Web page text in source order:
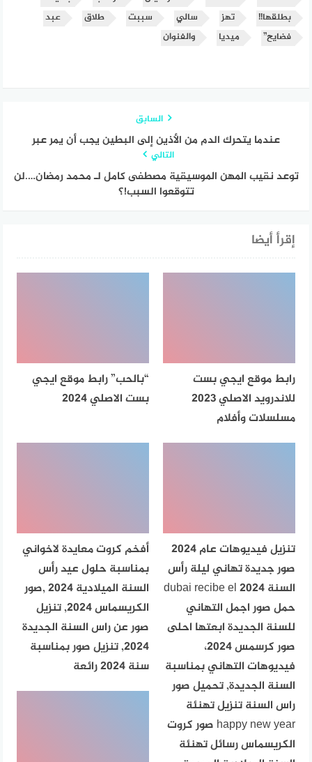
بطلقها!!
تهز سالي سببت طلاق
عبد
فضايح”
ميديا والفنوان
السابق
عندما يتحرك الدم من الأذين إلى البطين يجب أن يمر عبر
التالي
توعد نقيب المهن الموسيقية مصطفى كامل لـ محمد رمضان….لن
تتوقعوا السبب!؟
إقرأ أيضا
رابط موقع ايجي بست
للاندرويد الاصلي 2023
مسلسلات وأفلام
“بالحب” رابط موقع ايجي
بست الاصلي 2024
تنزيل فيديوهات عام 2024
صور جديدة تهاني ليلة رأس
السنة dubai recibe el 2024
حمل صور اجمل التهاني
للسنة الجديدة ابعتها احلى
صور كرسمس 2024،
فيديوهات التهاني بمناسبة
السنة الجديدة, تحميل صور
راس السنة تنزيل تهنئة
happy new year صور كروت
الكريسماس رسائل تهنئة
أفخم كروت معايدة لاخواني
بمناسبة حلول عيد رأس
السنة الميلادية 2024 ,صور
الكريسماس 2024, تنزيل
صور عن راس السنة الجديدة
2024, تنزيل صور بمناسبة
سنة 2024 رائعة